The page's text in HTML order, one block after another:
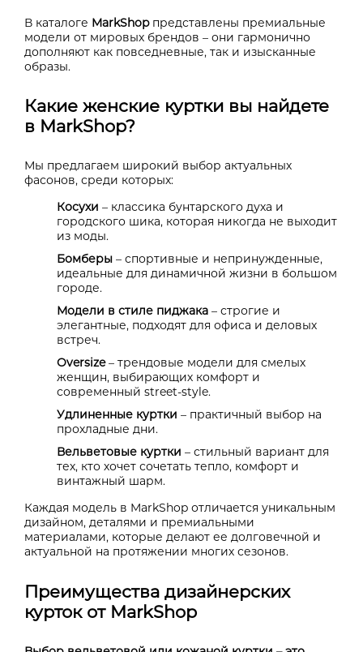
В каталоге MarkShopпредставлены премиальные
модели от мировых брендов – они гармонично
дополняют как повседневные, так и изысканные
образы.
Какие женские куртки вы найдете
в MarkShop?
Мы предлагаем широкий выбор актуальных
фасонов, среди которых:
Косухи – классика бунтарского духа и
городского шика, которая никогда не выходит
из моды.
Бомберы – спортивные и непринужденные,
идеальные для динамичной жизни в большом
городе.
Модели в стиле пиджака – строгие и
элегантные, подходят для офиса и деловых
встреч.
Oversize– трендовые модели для смелых
женщин, выбирающих комфорт и
современный street-style.
Удлиненные куртки – практичный выбор на
прохладные дни.
Вельветовые куртки – стильный вариант для
тех, кто хочет сочетать тепло, комфорт и
винтажный шарм.
Каждая модель в MarkShop отличается уникальным
дизайном, деталями и премиальными
материалами, которые делают ее долговечной и
актуальной на протяжении многих сезонов.
Преимущества дизайнерских
курток от MarkShop